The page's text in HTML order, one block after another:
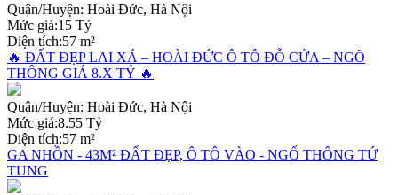
Quận/Huyện: Hoài Đức, Hà Nội
Mức giá:15 Tỷ
Diện tích:57 m²
🔥 ĐẤT ĐẸP LAI XÁ – HOÀI ĐỨC Ô TÔ ĐỖ CỬA – NGÕ
THÔNG GIÁ 8.X TỶ 🔥
Quận/Huyện: Hoài Đức, Hà Nội
Mức giá:8.55 Tỷ
Diện tích:57 m²
GA NHỒN - 43M² ĐẤT ĐẸP, Ô TÔ VÀO - NGỐ THÔNG TỨ
TUNG